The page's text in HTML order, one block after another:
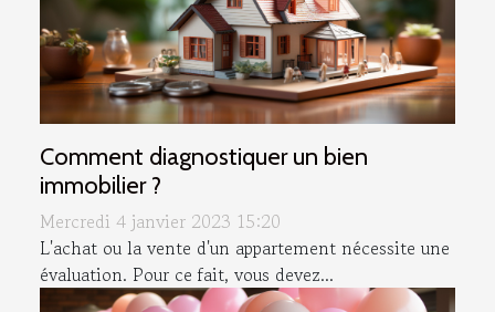
Comment diagnostiquer un bien
immobilier ?
Mercredi 4 janvier 2023 15:20
L'achat ou la vente d'un appartement nécessite une
évaluation. Pour ce fait, vous devez...